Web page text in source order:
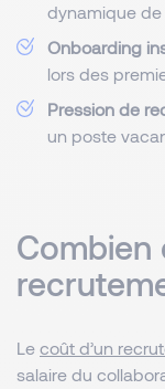
dynamique de
Onboarding
lors des
Pression de
un poste
Combien
Le coût d’un
salaire du